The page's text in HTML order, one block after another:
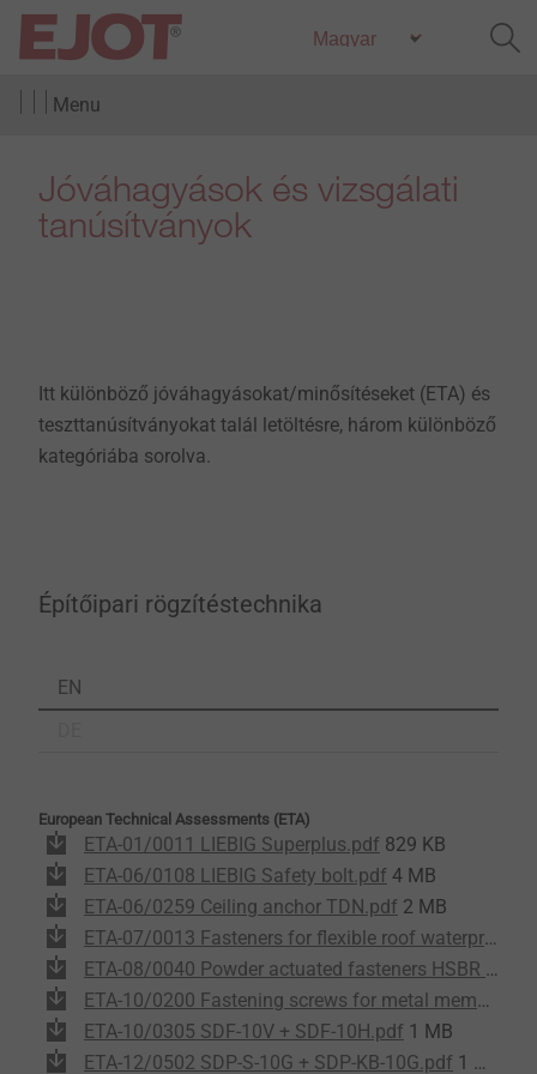
Menu
Jóváhagyások és vizsgálati
tanúsítványok
Itt különböző jóváhagyásokat/minősítéseket (ETA) és
teszttanúsítványokat talál letöltésre, három különböző
kategóriába sorolva.
Építőipari rögzítéstechnika
EN
European Technical Assessments (ETA)
ETA-01/0011 LIEBIG Superplus.pdf 829 KB
ETA-06/0108 LIEBIG Safety bolt.pdf 4 MB
ETA-06/0259 Ceiling anchor TDN.pdf 2 MB
ETA-07/0013 Fasteners for flexible roof waterproofing membrane.pdf
ETA-08/0040 Powder actuated fasteners HSBR 14.pdf
ETA-10/0200 Fastening screws for metal members +sheeting.pdf
ETA-10/0305 SDF-10V + SDF-10H.pdf 1 MB
ETA-12/0502 SDP-S-10G + SDP-KB-10G.pdf 1 MB